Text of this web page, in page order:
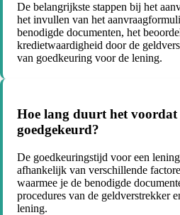
De belangrijkste stappen bij het
het invullen van het
benodigde documenten, het
kredietwaardigheid door de
van goedkeuring voor de lening.
Hoe lang duurt het
goedgekeurd?
De goedkeuringstijd voor een
afhankelijk van verschillende
waarmee je de benodigde
procedures van de geldverstrekker
lening.